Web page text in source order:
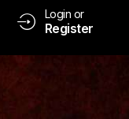
Login or
Register